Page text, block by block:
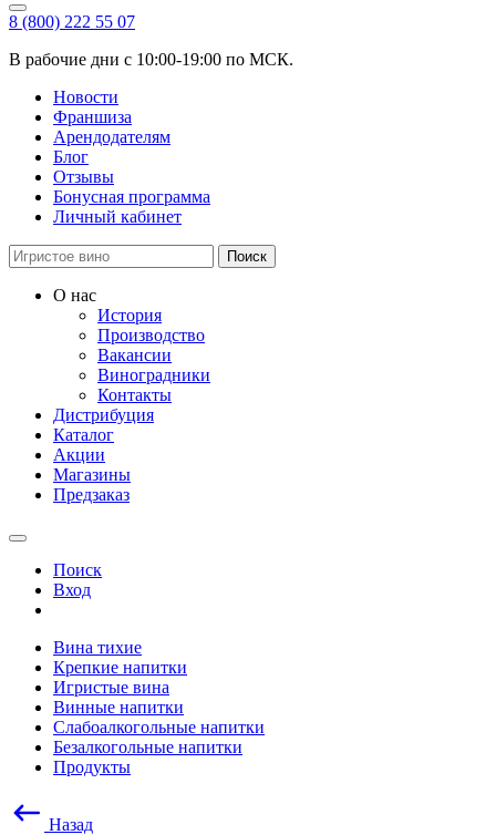
8 (800) 222 55 07
В рабочие дни с 10:00-19:00 по МСК.
Новости
Франшиза
Арендодателям
Блог
Отзывы
Бонусная программа
Личный кабинет
Поиск
О нас
История
Производство
Вакансии
Виноградники
Контакты
Дистрибуция
Каталог
Акции
Магазины
Предзаказ
Поиск
Вход
Вина тихие
Крепкие напитки
Игристые вина
Винные напитки
Слабоалкогольные напитки
Безалкогольные напитки
Продукты
Назад